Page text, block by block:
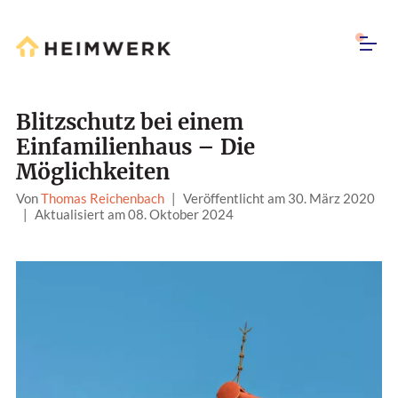
Blitzschutz bei einem
Einfamilienhaus – Die
Möglichkeiten
VonThomas Reichenbach | Veröffentlicht am 30. März 2020
| Aktualisiert am 08. Oktober 2024